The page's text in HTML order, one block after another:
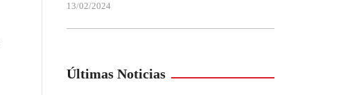
13/02/2024
Últimas Noticias